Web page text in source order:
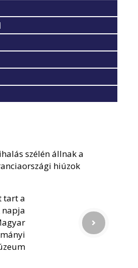
szélén állnak a
hiúzok
tart a
napja